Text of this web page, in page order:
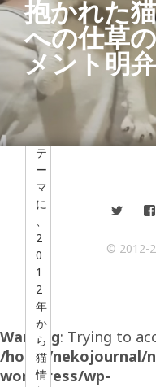
の
人
の
た
め
に
」
を
テ
ー
マ
に
、
2
0
1
2
年
か
ら
猫
情
抱かれた
への仕草
メント明
© 2012-
Warning: Trying to
/home/nekojournal/
wordpress/wp-